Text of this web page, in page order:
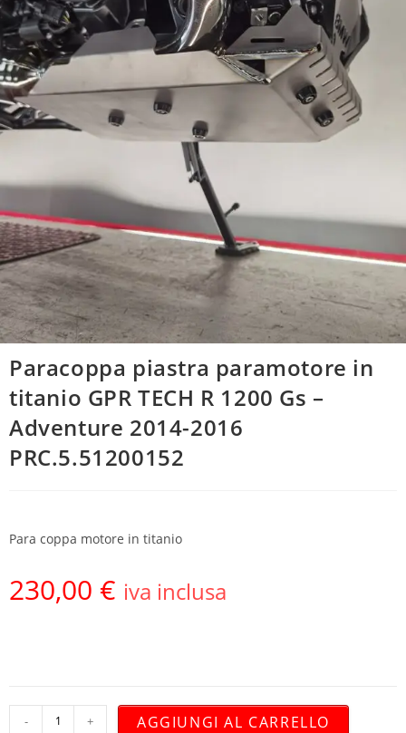
Paracoppa piastra paramotore in
titanio GPR TECH R 1200 Gs –
Adventure 2014-2016
PRC.5.51200152
Para coppa motore in titanio
230,00 € iva inclusa
- + AGGIUNGI AL CARRELLO